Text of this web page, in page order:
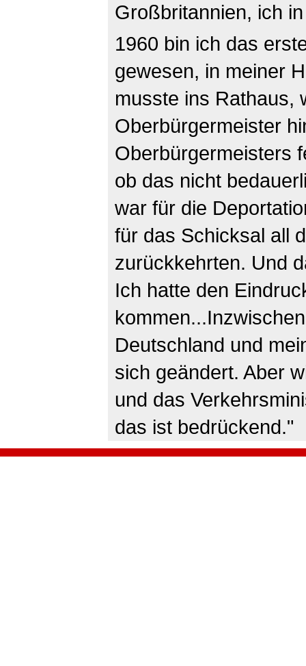
Großbritannien, ich
1960 bin ich das
gewesen, in meiner
musste ins Rathaus,
Oberbürgermeister
Oberbürgermeisters
ob das nicht
war für die
für das Schicksal all
zurückkehrten. Und
Ich hatte den
Deutschland und
sich geändert. Aber
und das
das ist bedrückend."